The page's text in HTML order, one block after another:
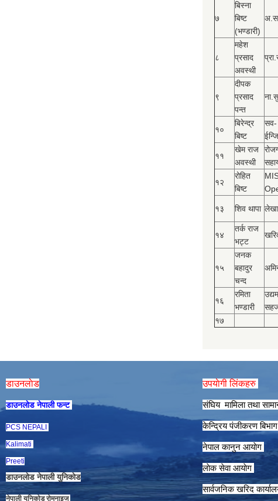
७
बिस्‍ना
बिष्‍ट
(भण्डारी)
८
महेश
प्रसाद
अवस्थी
९
दीपक
प्रसाद
पन्त
१०
बिरेन्द्र
बिष्‍ट
सव-
११
खेम राज
अवस्थी
१२
रोहित
बिष्‍ट
१३ शिव थापा
१४
तर्क राज
भट्ट
१५
जनक
बहादुर
चन्द
१६
रमिता
भण्डारी
१७
डाउनलाेड
डाउनलाेड नेपाली फन्ट
PCS NEPALI
Kalimati
Preeti
डाउनलाेड नेपाली युनिकाेड
नेपाली युनिकाेड राेमनाइज
उपयाेगी लिंकहरु
संघिय मामिला तथा
केन्द्रिय पंजीकरण बिभाग
नेपाल कानुन आयाेग
लाेक सेवा आयाेग
सार्वजनिक खरिद